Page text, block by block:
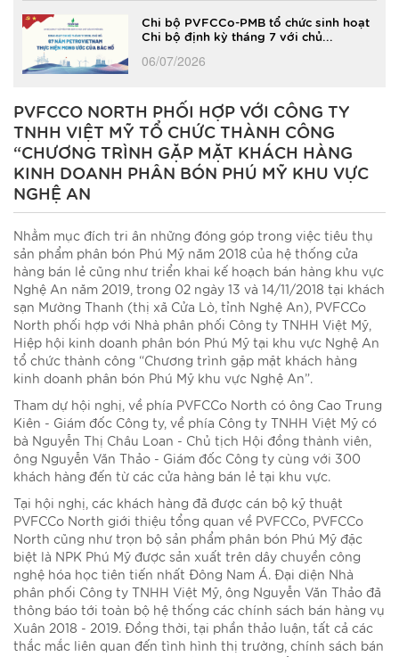
Chi bộ PVFCCo-PMB tổ chức sinh hoạt
Chi bộ định kỳ tháng 7 với chủ...
06/07/2026
PVFCCO NORTH PHỐI HỢP VỚI CÔNG TY
TNHH VIỆT MỸ TỔ CHỨC THÀNH CÔNG
“CHƯƠNG TRÌNH GẶP MẶT KHÁCH HÀNG
KINH DOANH PHÂN BÓN PHÚ MỸ KHU VỰC
NGHỆ AN
Nhằm mục đích tri ân những đóng góp trong việc tiêu thụ
sản phẩm phân bón Phú Mỹ năm 2018 của hệ thống cửa
hàng bán lẻ cũng như triển khai kế hoạch bán hàng khu vực
Nghệ An năm 2019, trong 02 ngày 13 và 14/11/2018 tại khách
sạn Mường Thanh (thị xã Cửa Lò, tỉnh Nghệ An), PVFCCo
North phối hợp với Nhà phân phối Công ty TNHH Việt Mỹ,
Hiệp hội kinh doanh phân bón Phú Mỹ tại khu vực Nghệ An
tổ chức thành công “Chương trình gặp mặt khách hàng
kinh doanh phân bón Phú Mỹ khu vực Nghệ An”.
Tham dự hội nghị, về phía PVFCCo North có ông Cao Trung
Kiên - Giám đốc Công ty, về phía Công ty TNHH Việt Mỹ có
bà Nguyễn Thị Châu Loan - Chủ tịch Hội đồng thành viên,
ông Nguyễn Văn Thảo - Giám đốc Công ty cùng với 300
khách hàng đến từ các cửa hàng bán lẻ tại khu vực.
Tại hội nghị, các khách hàng đã được cán bộ kỹ thuật
PVFCCo North giới thiệu tổng quan về PVFCCo, PVFCCo
North cũng như trọn bộ sản phẩm phân bón Phú Mỹ đặc
biệt là NPK Phú Mỹ được sản xuất trên dây chuyền công
nghệ hóa học tiên tiến nhất Đông Nam Á. Đại diện Nhà
phân phối Công ty TNHH Việt Mỹ, ông Nguyễn Văn Thảo đã
thông báo tới toàn bộ hệ thống các chính sách bán hàng vụ
Xuân 2018 - 2019. Đồng thời, tại phần thảo luận, tất cả các
thắc mắc liên quan đến tình hình thị trường, chính sách bán